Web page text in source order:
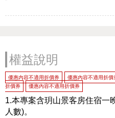
權益說明
優惠內容不適用折價券 優惠內容不適用折價
折價券
優惠內容不適用折價券
1.本專案含玥山景客房住宿一
人數)。